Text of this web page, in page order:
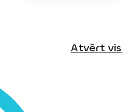
Atvērt